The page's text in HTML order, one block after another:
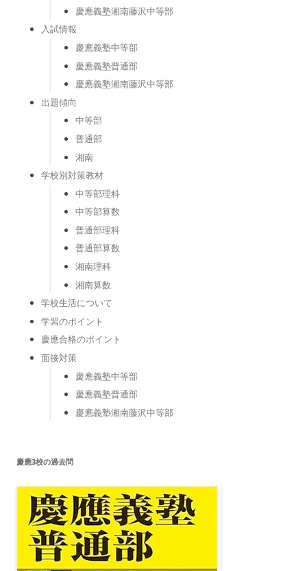
慶應義塾湘南藤沢中等部
入試情報
慶應義塾中等部
慶應義塾普通部
慶應義塾湘南藤沢中等部
出題傾向
中等部
普通部
湘南
学校別対策教材
中等部理科
中等部算数
普通部理科
普通部算数
湘南理科
湘南算数
学校生活について
学習のポイント
慶應合格のポイント
面接対策
慶應義塾中等部
慶應義塾普通部
慶應義塾湘南藤沢中等部
慶應3校の過去問